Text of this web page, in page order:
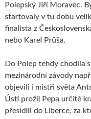
Polepský Jiří Moravec.
startovaly v tu dobu
finalista z
nebo Karel Průša.
Do Polep tehdy chodila
mezinárodní závody
objevili i mistři světa
Ústí prožil Pepa určitě
přesídlil do Liberce, za